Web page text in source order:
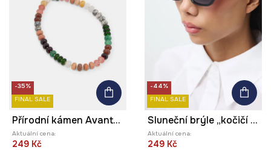
-35%
FINAL SALE
Přírodní kámen Avanturín
Aktuální cena:
249 Kč
-44%
FINAL SALE
Sluneční brýle „kočičí oči“ dámské
Aktuální cena:
249 Kč